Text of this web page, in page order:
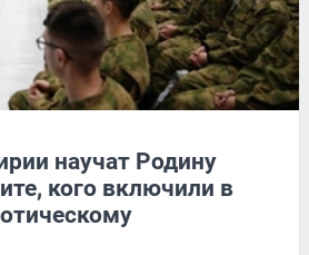
научат Родину
кого включили в